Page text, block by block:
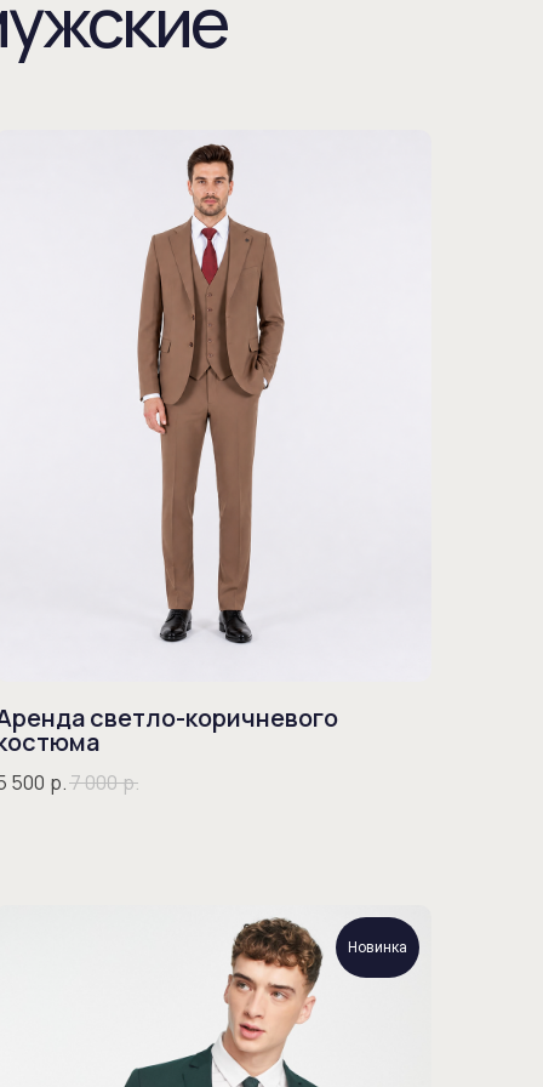
светло-коричневого
500 р.7 000р.
Новинка